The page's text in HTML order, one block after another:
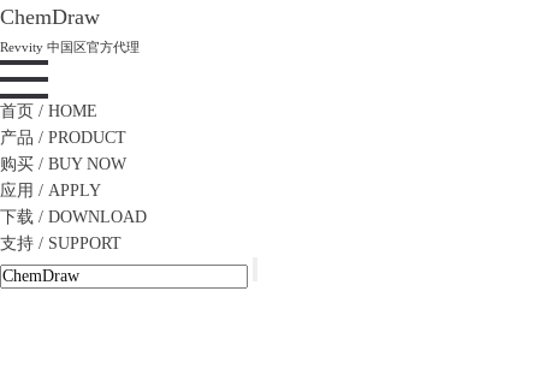
ChemDraw
Revvity 中国区官方代理
首页 / HOME
产品 / PRODUCT
购买 / BUY NOW
应用 / APPLY
下载 / DOWNLOAD
支持 / SUPPORT